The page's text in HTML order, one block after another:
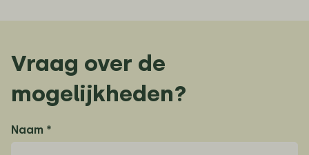
Vraag over de
mogelijkheden?
Naam *